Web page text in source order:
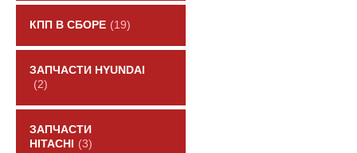
КПП В СБОРЕ (19)
ЗАПЧАСТИ HYUNDAI
(2)
ЗАПЧАСТИ
HITACHI
(3)